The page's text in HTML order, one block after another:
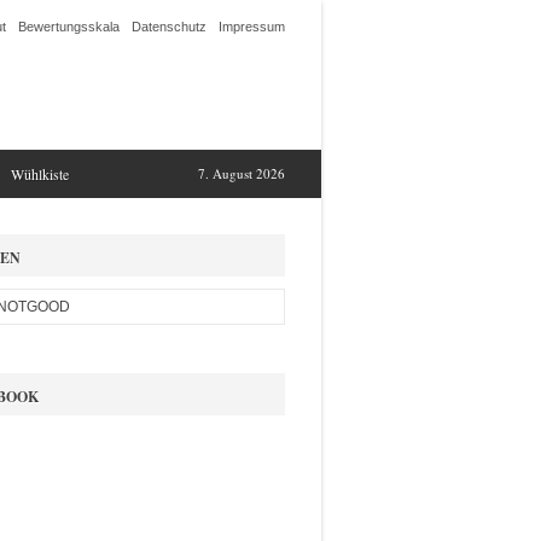
Bewertungsskala Datenschutz Impressum
7. August 2026
Wühlkiste